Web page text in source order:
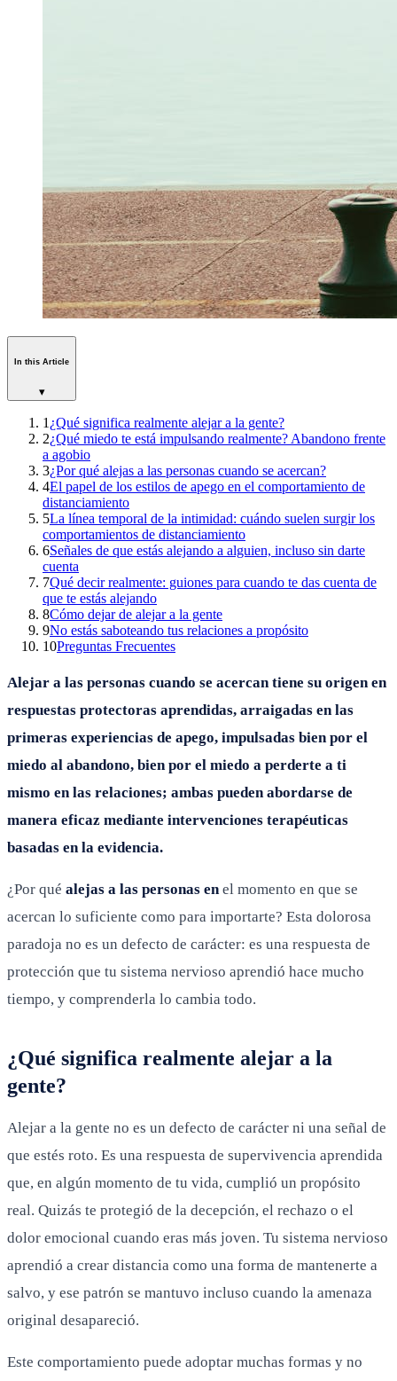
In this Article
▾
1 ¿Qué significa realmente alejar a la gente?
2¿Qué miedo te está impulsando realmente? Abandono frente
a agobio
3¿Por qué alejas a las personas cuando se acercan?
4El papel de los estilos de apego en el comportamiento de
distanciamiento
5La línea temporal de la intimidad: cuándo suelen surgir los
comportamientos de distanciamiento
6Señales de que estás alejando a alguien, incluso sin darte
cuenta
7Qué decir realmente: guiones para cuando te das cuenta de
que te estás alejando
8Cómo dejar de alejar a la gente
9No estás saboteando tus relaciones a propósito
10Preguntas Frecuentes
Alejar a las personas cuando se acercan tiene su origen en
respuestas protectoras aprendidas, arraigadas en las
primeras experiencias de apego, impulsadas bien por el
miedo al abandono, bien por el miedo a perderte a ti
mismo en las relaciones; ambas pueden abordarse de
manera eficaz mediante intervenciones terapéuticas
basadas en la evidencia.
¿Por qué alejas a las personas en el momento en que se
acercan lo suficiente como para importarte? Esta dolorosa
paradoja no es un defecto de carácter: es una respuesta de
protección que tu sistema nervioso aprendió hace mucho
tiempo, y comprenderla lo cambia todo.
¿Qué significa realmente alejar a la
gente?
Alejar a la gente no es un defecto de carácter ni una señal de
que estés roto. Es una respuesta de supervivencia aprendida
que, en algún momento de tu vida, cumplió un propósito
real. Quizás te protegió de la decepción, el rechazo o el
dolor emocional cuando eras más joven. Tu sistema nervioso
aprendió a crear distancia como una forma de mantenerte a
salvo, y ese patrón se mantuvo incluso cuando la amenaza
original desapareció.
Este comportamiento puede adoptar muchas formas y no